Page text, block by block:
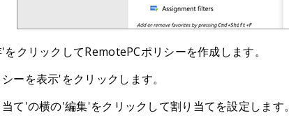
クリックしてRemotePCポリシーを作成します。
ーを表示'をクリックします。
て'の横の'編集'をクリックして割り当てを設定します。